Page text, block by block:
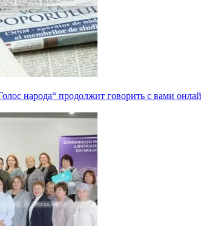
народа“ продолжит говорить с вами